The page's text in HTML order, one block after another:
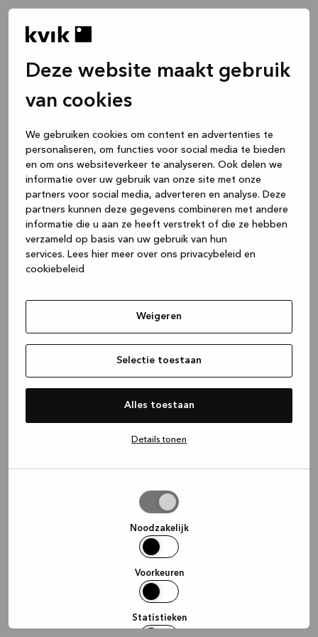
Deze website maakt gebruik
van cookies
We gebruiken cookies om content en advertenties te
personaliseren, om functies voor social media te bieden
en om ons websiteverkeer te analyseren. Ook delen we
informatie over uw gebruik van onze site met onze
partners voor social media, adverteren en analyse. Deze
partners kunnen deze gegevens combineren met andere
informatie die u aan ze heeft verstrekt of die ze hebben
verzameld op basis van uw gebruik van hun
services. Lees hier meer over ons privacybeleid en
cookiebeleid
Weigeren
Selectie toestaan
Alles toestaan
Details tonen
Noodzakelijk
Voorkeuren
Statistieken
(see the browser console for more
information).